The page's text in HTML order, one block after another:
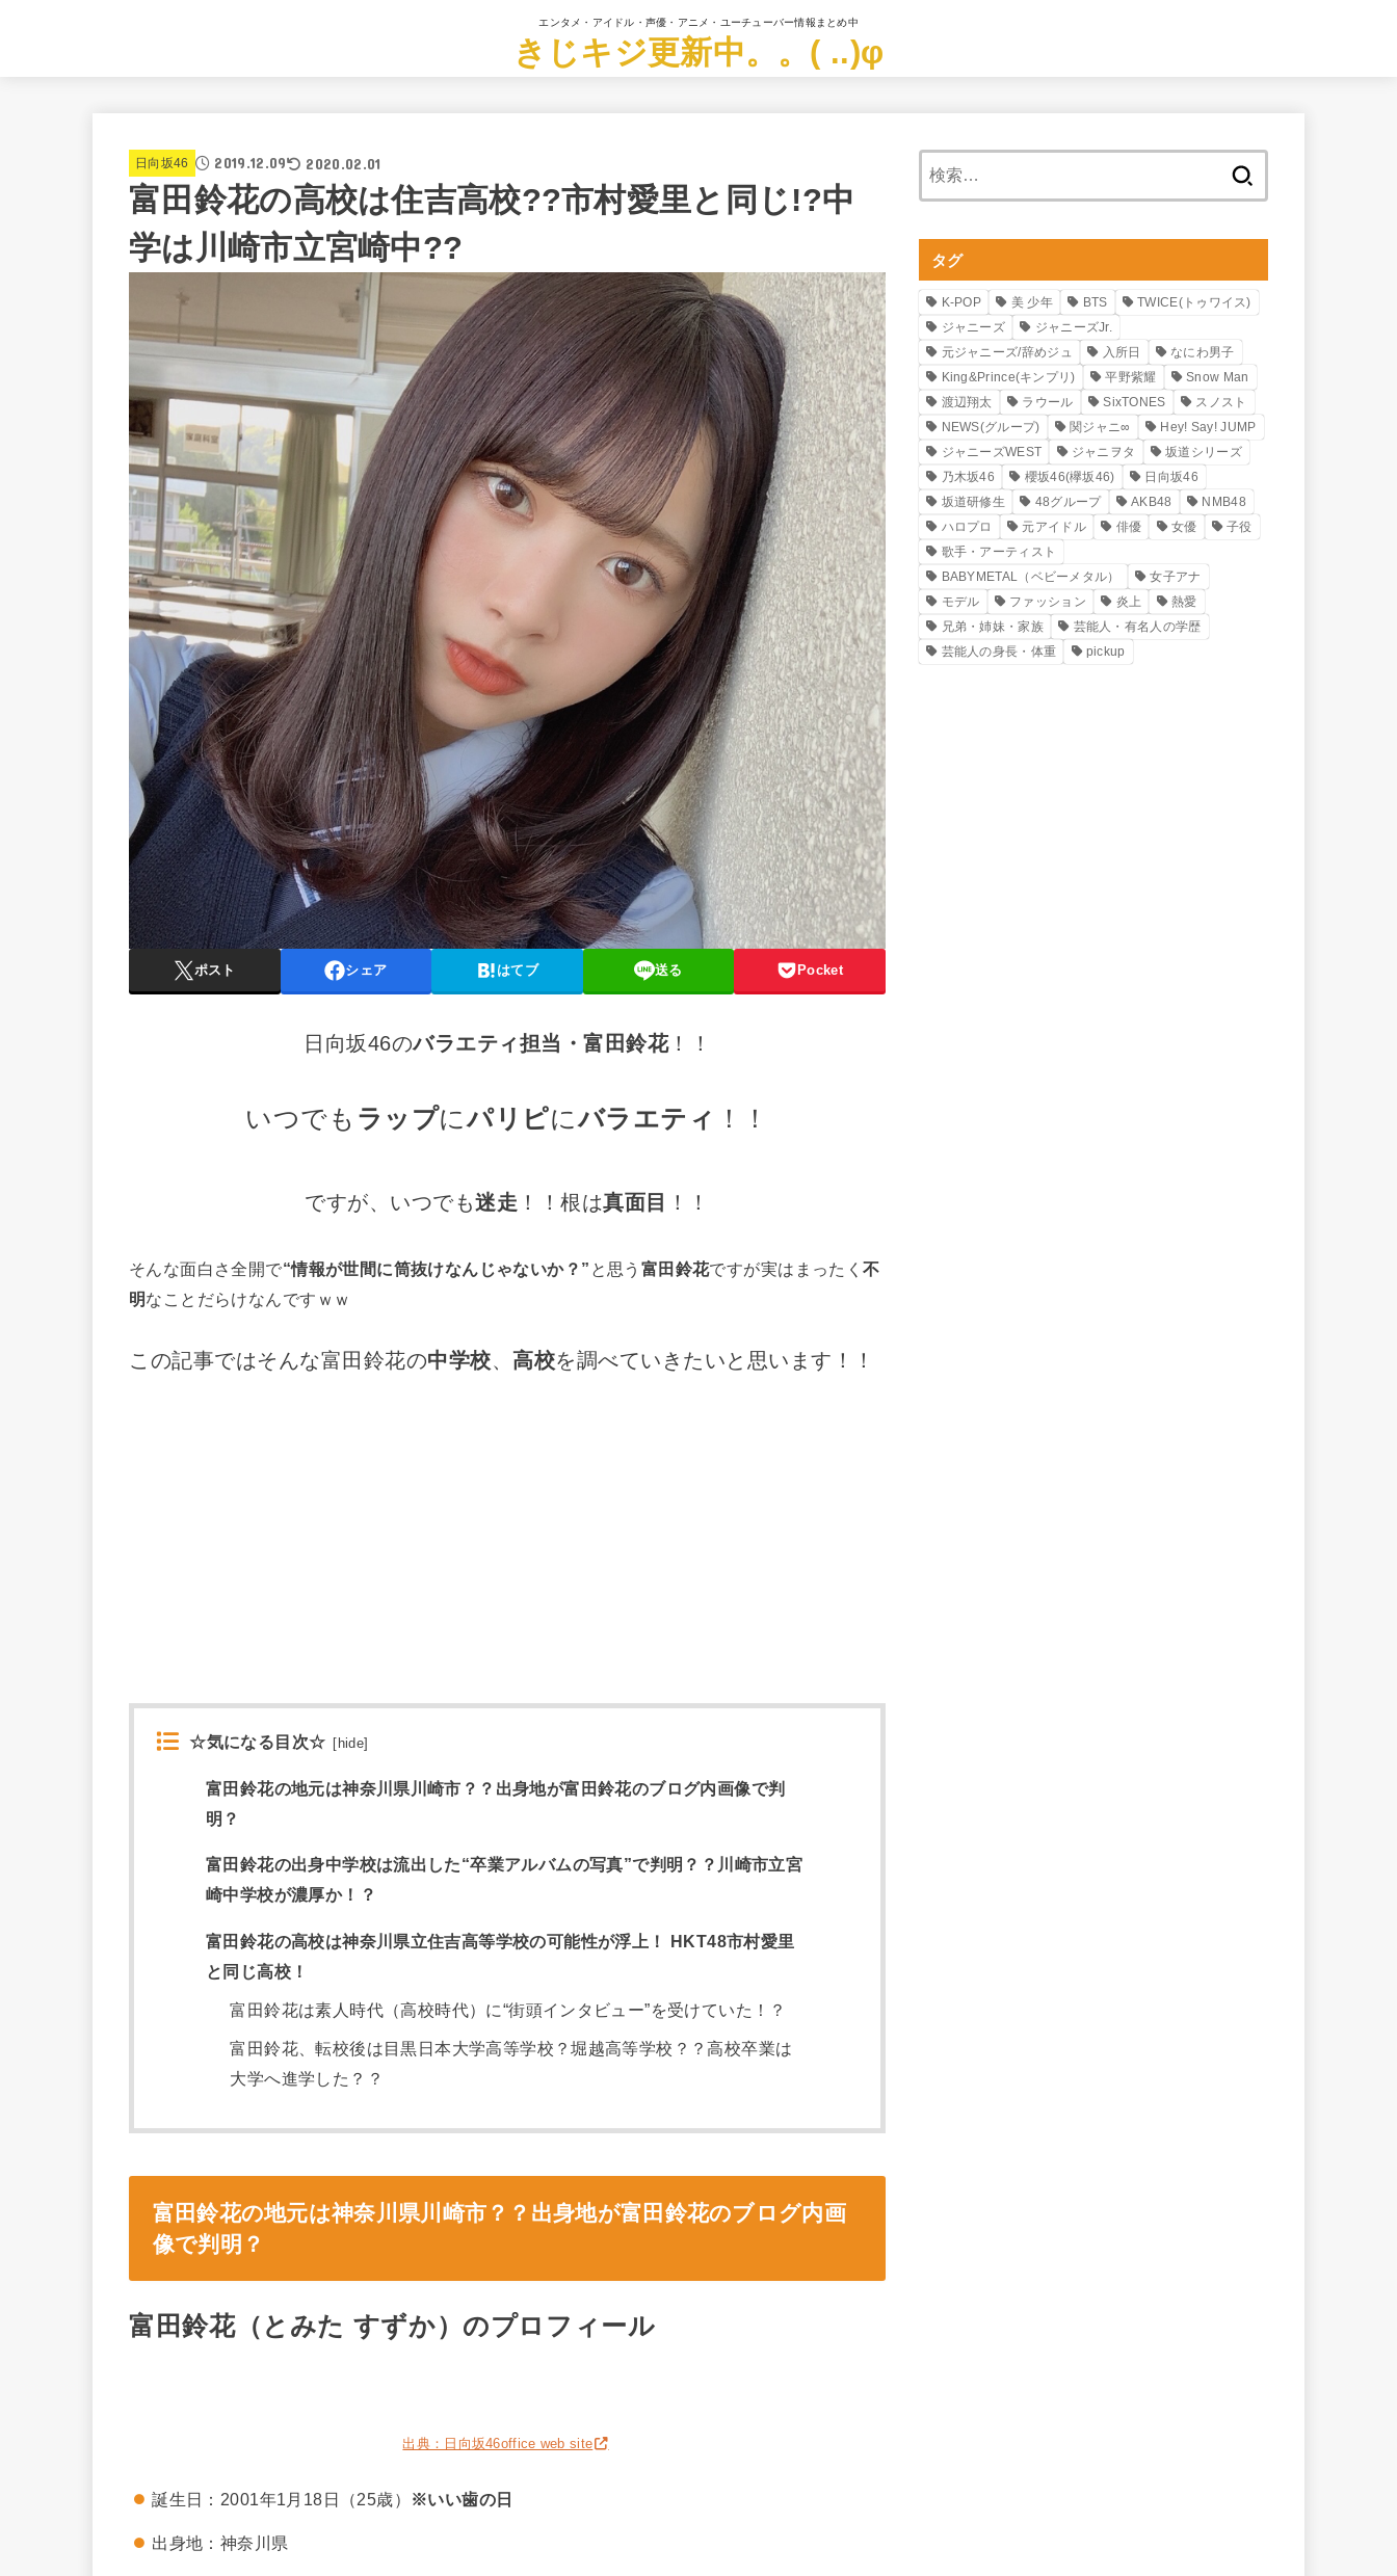
エンタメ・アイドル・声優・アニメ・ユーチューバー情報まとめ中
きじキジ更新中。。( ..)φ
日向坂46 2019.12.09 2020.02.01
富田鈴花の高校は住吉高校??市村愛里と同じ!?中
学は川崎市立宮崎中??
ポスト シェア はてブ 送る Pocket
日向坂46のバラエティ担当・富田鈴花！！
いつでも ラップにパリピにバラエティ ！！
ですが、いつでも迷走 ！！根は真面目 ！！
そんな面白さ全開で“情報が世間に筒抜けなんじゃないか？” と思う 富田鈴花ですが実はまったく不
明なことだらけなんですｗｗ
この記事ではそんな富田鈴花の中学校、 高校を調べていきたいと思います！！
☆気になる目次☆ hide
富田鈴花の地元は神奈川県川崎市？？出身地が富田鈴花のブログ内画像で判
明？
富田鈴花の出身中学校は流出した“卒業アルバムの写真”で判明？？川崎市立宮
崎中学校が濃厚か！？
富田鈴花の高校は神奈川県立住吉高等学校の可能性が浮上！ HKT48市村愛里
と同じ高校！
富田鈴花は素人時代（高校時代）に“街頭インタビュー”を受けていた！？
富田鈴花、転校後は目黒日本大学高等学校？堀越高等学校？？高校卒業は
大学へ進学した？？
富田鈴花の地元は神奈川県川崎市？？出身地が富田鈴花のブログ内画
像で判明？
富田鈴花（とみた すずか）のプロフィール
出典：日向坂46office web site
誕生日：2001年1月18日（25歳） ※いい歯の日
出身地：神奈川県
タグ
K-POP 美 少年 BTS
TWICE(トゥワイス)
ジャニーズ
ジャニーズJr.
元ジャニーズ/辞めジュ
入所日
なにわ男子
King&Prince(キンプリ)
平野紫耀
Snow Man
渡辺翔太
ラウール SixTONES
スノスト
NEWS(グループ)
関ジャニ∞
Hey! Say! JUMP
ジャニーズWEST
ジャニヲタ
坂道シリーズ
乃木坂46
櫻坂46(欅坂46)
日向坂46
坂道研修生
48グループ AKB48
NMB48
ハロプロ
元アイドル 俳優 女優
子役
歌手・アーティスト
BABYMETAL（ベビーメタル）
女子アナ
モデル
ファッション 炎上
熱愛
兄弟・姉妹・家族
芸能人・有名人の学歴
芸能人の身長・体重
pickup